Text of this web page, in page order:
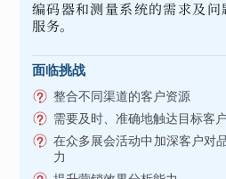
编码器和测量系统的需求及
服务。
面临挑战
整合不同渠道的客户资源
需要及时、准确地触达目标客户
在众多展会活动中加深客户对
力